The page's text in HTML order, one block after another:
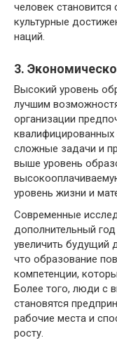
человек
культурные
наций.
3.
Высокий уровень
лучшим
организации
квалифицированных
сложные задачи и
выше уровень
уровень жизни и
Современные
дополнительный
увеличить будущий
что образование
компетенции,
Более того, люди с
становятся
рабочие места и
росту.